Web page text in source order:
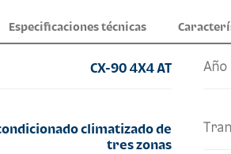
Especificaciones técnicas
CX-90 4X4 AT Año
climatizado de
tres zonas